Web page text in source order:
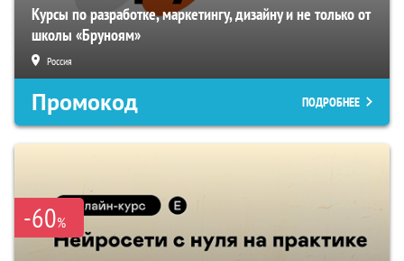
Курсы по разработке, маркетингу, дизайну и не только от
школы «Бруноям»
Россия
Промокод ПОДРОБНЕЕ
-60%